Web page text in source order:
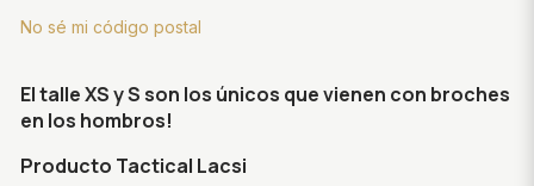
No sé mi código postal
El talle XS y S son los únicos que vienen con broches
en los hombros!
Producto Tactical Lacsi